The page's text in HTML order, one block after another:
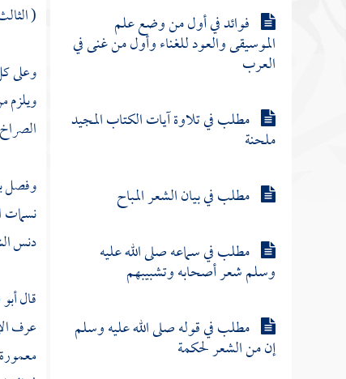
فوائد في أول من وضع علم
الموسيقى والعود للغناء وأول من غنى في
العرب
مطلب في تلاوة آيات الكتاب المجيد
ملحنة
مطلب في بيان الشعر المباح
مطلب في سماعه صلى الله عليه
وسلم شعر أصحابه وتشبيبهم
مطلب في قوله صلى الله عليه وسلم
إن من الشعر لحكمة
(
وعلى
ويلزم
وفصل
دنس
قال
عرف